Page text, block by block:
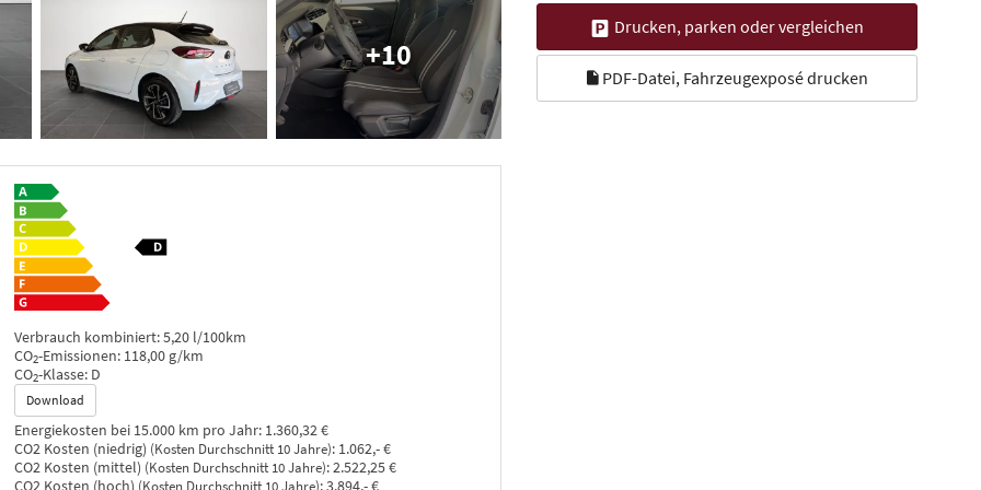
Drucken, parken oder vergleichen
PDF-Datei, Fahrzeugexposé drucken
+10
Verbrauch kombiniert:5,20 l/100km
CO2-Emissionen: 118,00 g/km
CO2-Klasse: D
Download
Energiekosten bei 15.000 km pro Jahr: 1.360,32 €
CO2 Kosten (niedrig) (Kosten Durchschnitt 10 Jahre): 1.062,- €
CO2 Kosten (mittel) (Kosten Durchschnitt 10 Jahre):2.522,25 €
CO2 Kosten (hoch) (Kosten Durchschnitt 10 Jahre):3.894,- €